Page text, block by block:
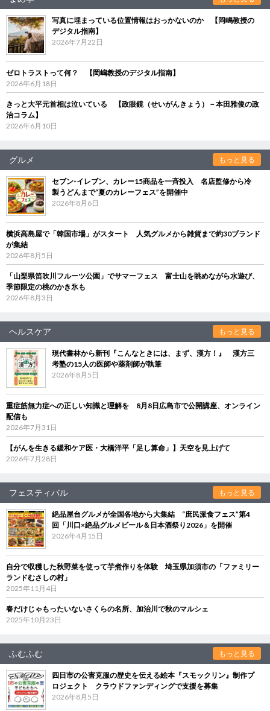
写真に埋まっている位置情報はおっかないのか 【岡嶋教授の
デジタル指南】
2026年7月22日
ゼロトラストって何？ 【岡嶋教授のデジタル指南】
2026年6月18日
きっと大平元首相は泣いている 【政眼鏡（せいがんきょう）－本田雅俊の政
治コラム】
2026年6月10日
グルメ もっと見る
セブン‐イレブン、カレー15商品を一斉投入 名店監修から冷
製うどんまで“夏のカレーフェス”を開催中
2026年8月6日
横浜高島屋で「韓国市場」がスタート 人気グルメから雑貨まで約30ブランド
が集結
2026年8月5日
「山梨県笛吹川フルーツ公園」でサマーフェス 富士山を眺めながら水遊び、
季節限定の桃のかき氷も
2026年8月3日
ヘルスケア もっと見る
現代書林から新刊『こんなときには、まず、漢方！』 漢方三
考塾の15人の医師や薬剤師が執筆
2026年8月5日
重症筋無力症への正しい知識と理解を 8月8日広島市で公開講座、オンライン
配信も
2026年7月31日
【がんを生きる緩和ケア医・大橋洋平「足し算命」】天空を見上げて
2026年7月28日
フェスティバル もっと見る
絶品屋台グルメが全国各地から大集結 “庶民派食フェス”第4
回「川口×絶品グルメビール＆日本酒祭り2026」を開催
2026年4月15日
自分で収穫した秋野菜を使って芋煮作りを体験 埼玉県加須市の「ファミリー
ランドむさしの村」
2025年11月4日
春だけじゃもったいないさくらの名所、加治川で秋のマルシェ
2025年10月23日
ふむふむ もっと見る
四日市の公害克服の歴史を伝える絵本『スモックリン』制作プ
ロジェクト クラウドファンディングで支援を募集
2026年8月5日